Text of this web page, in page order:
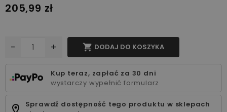
205,99 zł
- +  DODAJ DO KOSZYKA
Kup teraz, zapłać za 30 dni
wystarczy wypełnić formularz
Sprawdź dostępność tego produktu w sklepach